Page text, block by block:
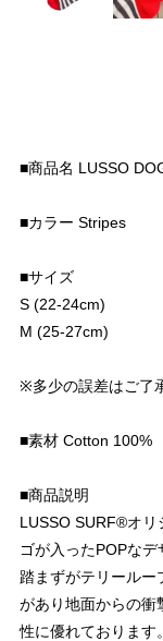
■商品名 LUSSO
■カラー Stripes
■サイズ
S (22-24cm)
M (25-27cm)
※多少の誤差はご了
■素材 Cotton 100%
■商品説明
LUSSO SURF®︎オリ
ゴが入ったPOPな
踏まずがテリールー
があり地面からの衝
性に優れております